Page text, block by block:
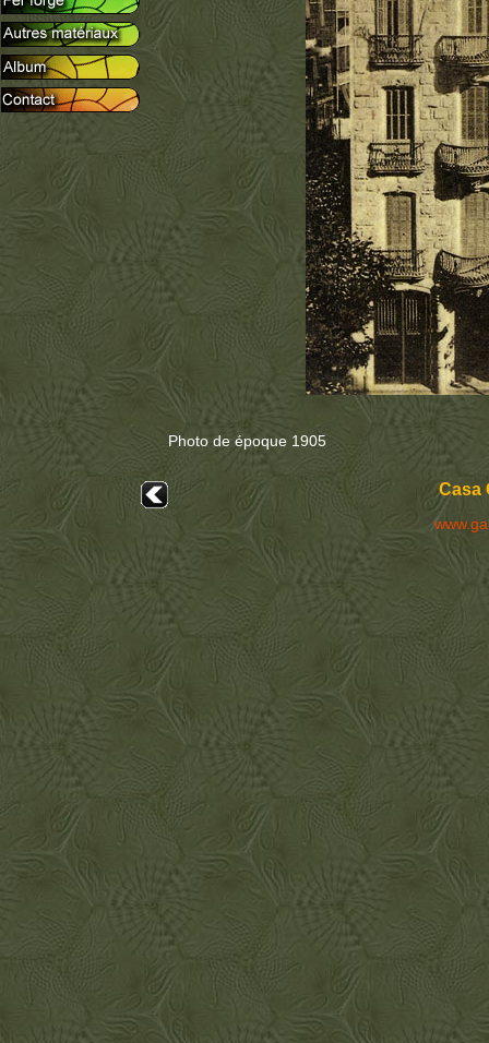
Photo de époque 1905
Casa